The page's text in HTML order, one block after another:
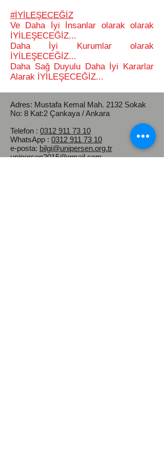
#İYİLEŞECEĞİZ
Ve Daha İyi İnsanlar olarak olarak
İYİLEŞECEĞİZ...
Daha İyi Kurumlar olarak
İYİLEŞECEĞİZ...
Daha Sağ Duyulu Daha İyi Kararlar
Alarak İYİLEŞECEĞİZ...
Adres: Mustafa Kemal Mah. 2132 Sokak
No: 8 Kat:2 Çankaya / Ankara
Telefon : 0312 911 73 10
WhatsApp : 0312 911 73 10
e-posta: bilgi@unipersen.org.tr
unipersen2015@gmail.com